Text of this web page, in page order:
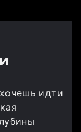
идти